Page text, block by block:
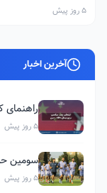
5 روز پیش
آخرین اخبار
5 روز پیش
سومین
5 روز پیش